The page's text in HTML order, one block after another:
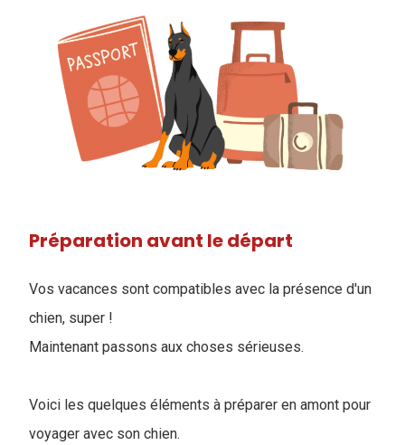
Préparation avant le départ
Vos vacances sont compatibles avec la présence d'un
chien, super !
Maintenant passons aux choses sérieuses.
Voici les quelques éléments à préparer en amont pour
voyager avec son chien.